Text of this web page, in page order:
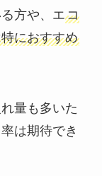
方や、エコ
におすすめ
量も多いた
は期待でき